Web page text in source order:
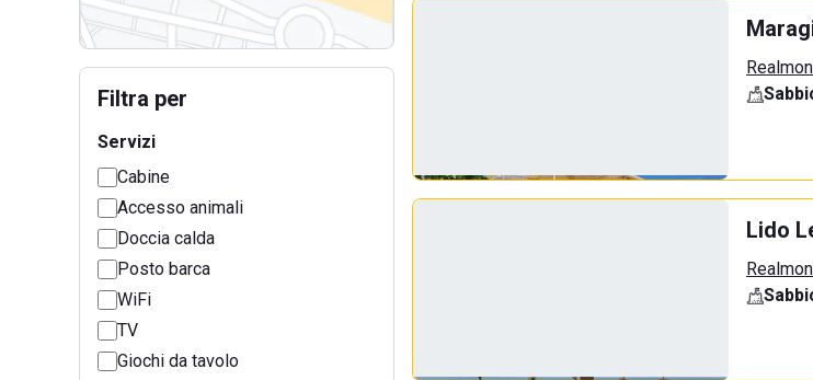
Filtra per
Servizi
Cabine
Accesso animali
Doccia calda
Posto barca
WiFi
TV
Giochi da tavolo
Lido